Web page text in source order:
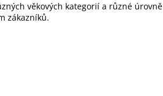
věkových kategorií a různé úrovně
zákazníků.